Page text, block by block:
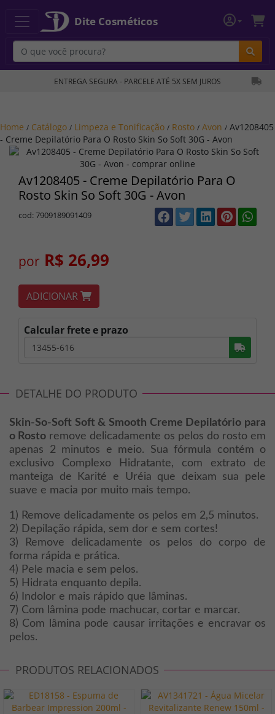
Dite Cosméticos
ENTREGA SEGURA - PARCELE ATÉ 5X SEM JUROS
Home / Catálogo / Limpeza e Tonificação / Rosto / Avon / Av1208405
- Creme Depilatório Para O Rosto Skin So Soft 30G - Avon
Av1208405 - Creme Depilatório Para O
Rosto Skin So Soft 30G - Avon
cod: 7909189091409
por R$ 26,99
ADICIONAR
Calcular frete e prazo
DETALHE DO PRODUTO
Skin-So-Soft Soft & Smooth Creme Depilatório para
o Rosto remove delicadamente os pelos do rosto em
apenas 2 minutos e meio. Sua fórmula contém o
exclusivo Complexo Hidratante, com extrato de
manteiga de Karité e Uréia que deixam sua pele
suave e macia por muito mais tempo.
1) Remove delicadamente os pelos em 2,5 minutos.
2) Depilação rápida, sem dor e sem cortes!
3) Remove delicadamente os pelos do corpo de
forma rápida e prática.
4) Pele macia e sem pelos.
5) Hidrata enquanto depila.
6) Indolor e mais rápido que lâminas.
7) Com lâmina pode machucar, cortar e marcar.
8) Com lâmina pode causar irritações e encravar os
pelos.
PRODUTOS RELACIONADOS